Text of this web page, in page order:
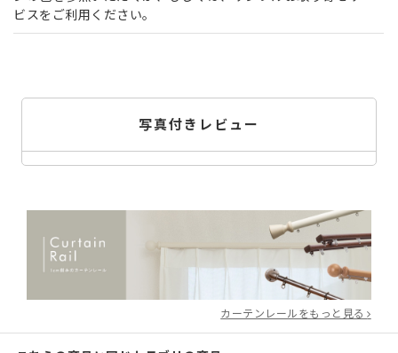
ビスをご利用ください。
2024/09/21
山梨県
投稿日
2024/06/16
ライトグレインにしました。思ったより明るい色でしたが、いい感
写真付きレビュー
カーテンレールをもっと見る